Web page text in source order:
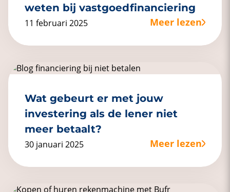
weten bij vastgoedfinanciering
11 februari 2025 Meer lezen
Wat gebeurt er met jouw
investering als de lener niet
meer betaalt?
30 januari 2025 Meer lezen